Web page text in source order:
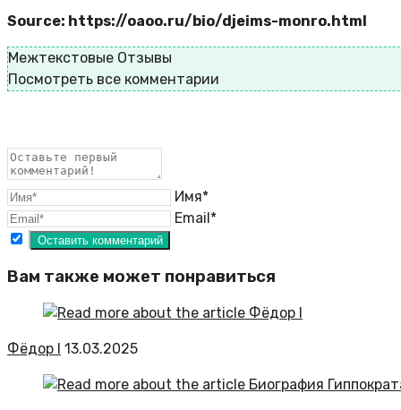
Source: https://oaoo.ru/bio/djeims-monro.html
Межтекстовые Отзывы
Посмотреть все комментарии
Имя*
Email*
Вам также может понравиться
Фёдор I 13.03.2025